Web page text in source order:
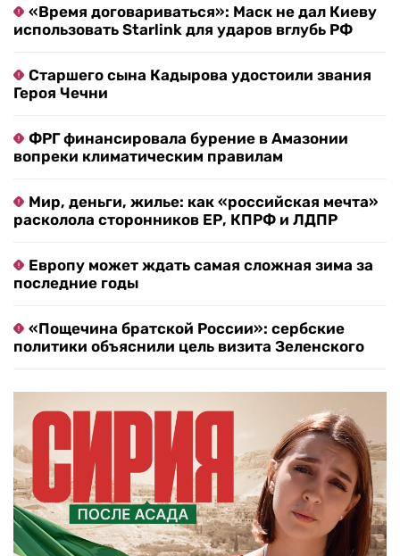
«Время договариваться»: Маск не дал Киеву
использовать Starlink для ударов вглубь РФ
Старшего сына Кадырова удостоили звания
Героя Чечни
ФРГ финансировала бурение в Амазонии
вопреки климатическим правилам
Мир, деньги, жилье: как «российская мечта»
расколола сторонников ЕР, КПРФ и ЛДПР
Европу может ждать самая сложная зима за
последние годы
«Пощечина братской России»: сербские
политики объяснили цель визита Зеленского